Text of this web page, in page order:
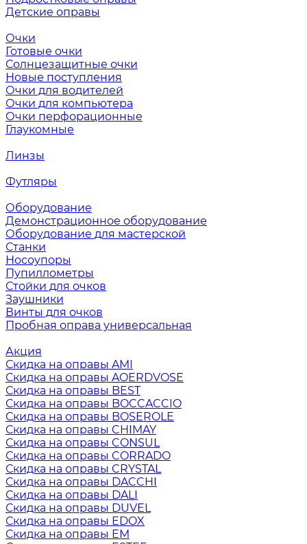
Детские оправы
Очки
Готовые очки
Солнцезащитные очки
Новые поступления
Очки для водителей
Очки для компьютера
Очки перфорационные
Глаукомные
Линзы
Футляры
Оборудование
Демонстрационное оборудование
Оборудование для мастерской
Станки
Носоупоры
Пупиллометры
Стойки для очков
Заушники
Винты для очков
Пробная оправа универсальная
Акция
Скидка на оправы AMI
Скидка на оправы AOERDVOSE
Скидка на оправы BEST
Скидка на оправы BOCCACCIO
Скидка на оправы BOSEROLE
Скидка на оправы CHIMAY
Скидка на оправы CONSUL
Скидка на оправы CORRADO
Скидка на оправы CRYSTAL
Скидка на оправы DACCHI
Скидка на оправы DALI
Скидка на оправы DUVEL
Скидка на оправы EDOX
Скидка на оправы EM